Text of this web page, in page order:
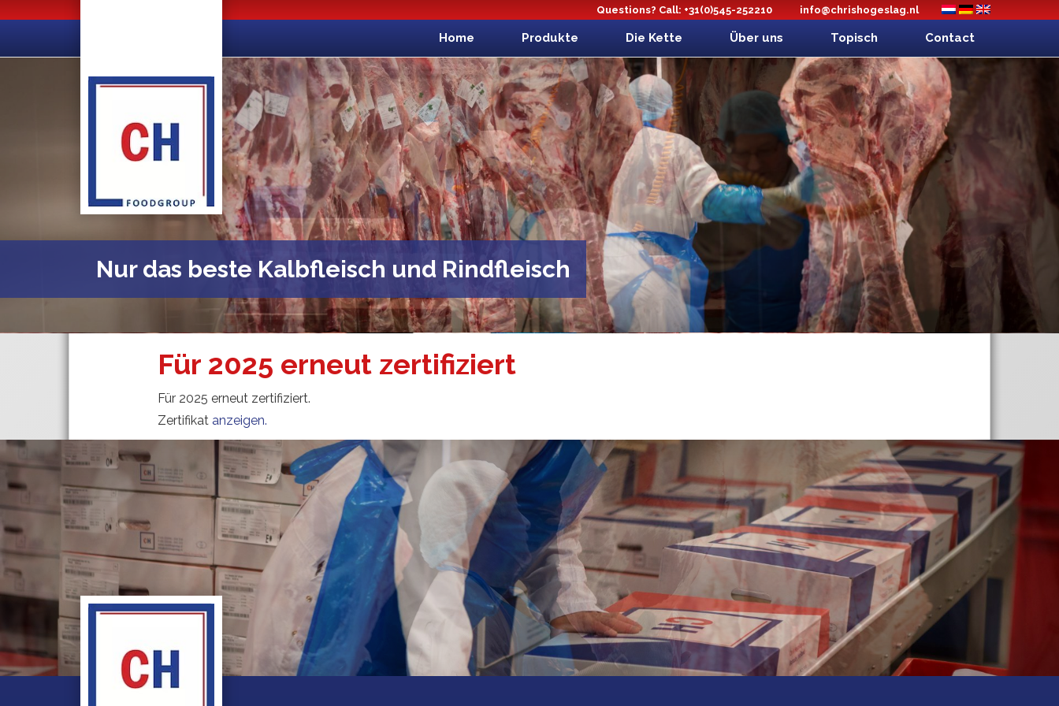
Questions? Call: +31(0)545-252210 info@chrishogeslag.nl
Home Produkte Die Kette Über uns Topisch Contact
Nur das beste Kalbfleisch und Rindfleisch
Für 2025 erneut zertifiziert
Für 2025 erneut zertifiziert.
Zertifikat anzeigen.